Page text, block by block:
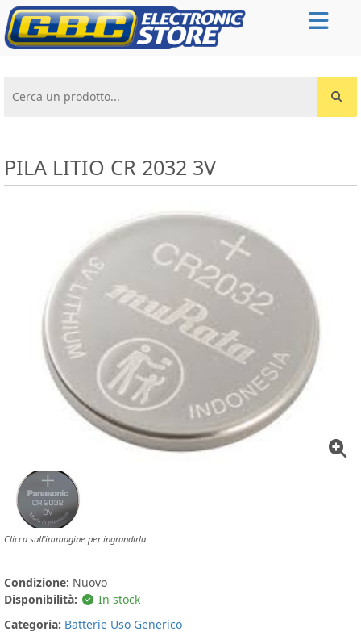
Cerca un prodotto...
PILA LITIO CR 2032 3V
Clicca sull'immagine per ingrandirla
Condizione: Nuovo
Disponibilità:
In stock
Categoria: Batterie Uso Generico